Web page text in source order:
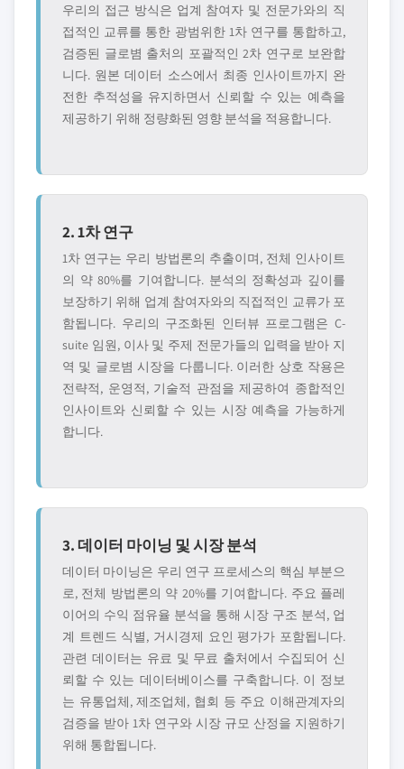
우리의 접근 방식은 업계 참여자 및 전문가와의 직
접적인 교류를 통한 광범위한 1차 연구를 통합하고,
검증된 글로볌 출처의 포괄적인 2차 연구로 보완합
니다. 원본 데이터 소스에서 최종 인사이트까지 완
전한 추적성을 유지하면서 신뢰할 수 있는 예측을
제공하기 위해 정량화된 영향 분석을 적용합니다.
2. 1차 연구
1차 연구는 우리 방법론의 추출이며, 전체 인사이트
의 약 80%를 기여합니다. 분석의 정확성과 깊이를
보장하기 위해 업계 참여자와의 직접적인 교류가 포
함됩니다. 우리의 구조화된 인터뷰 프로그램은 C-
suite 임원, 이사 및 주제 전문가들의 입력을 받아 지
역 및 글로볌 시장을 다룹니다. 이러한 상호 작용은
전략적, 운영적, 기술적 관점을 제공하여 종합적인
인사이트와 신뢰할 수 있는 시장 예측을 가능하게
합니다.
3. 데이터 마이닝 및 시장 분석
데이터 마이닝은 우리 연구 프로세스의 핵심 부분으
로, 전체 방법론의 약 20%를 기여합니다. 주요 플레
이어의 수익 점유율 분석을 통해 시장 구조 분석, 업
계 트렌드 식별, 거시경제 요인 평가가 포함됩니다.
관련 데이터는 유료 및 무료 출처에서 수집되어 신
뢰할 수 있는 데이터베이스를 구축합니다. 이 정보
는 유통업체, 제조업체, 협회 등 주요 이해관계자의
검증을 받아 1차 연구와 시장 규모 산정을 지원하기
위해 통합됩니다.